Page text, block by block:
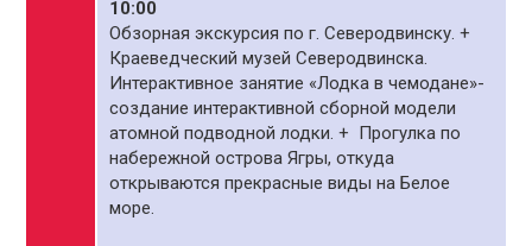
10:00
Обзорная экскурсия по г. Северодвинску. +
Краеведческий музей Северодвинска.
Интерактивное занятие «Лодка в чемодане»-
создание интерактивной сборной модели
атомной подводной лодки. + Прогулка по
набережной острова Ягры, откуда
открываются прекрасные виды на Белое
море.